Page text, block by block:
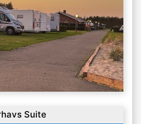
Suite